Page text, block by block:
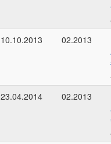
10.10.2013
02.2013
23.04.2014
02.2013